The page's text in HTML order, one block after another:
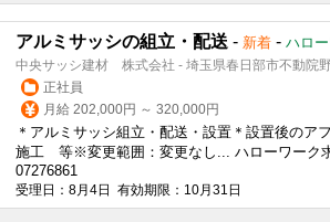
アルミサッシの組立・配送 - 新着 - ハロ
中央サッシ建材 株式会社 - 埼玉県春日部市不動院
正社員
月給 202,000円 ～ 320,000円
＊アルミサッシ組立・配送・設置＊設置後のア
施工 等※変更範囲：変更なし... ハローワーク
07276861
受理日：8月4日 有効期限：10月31日